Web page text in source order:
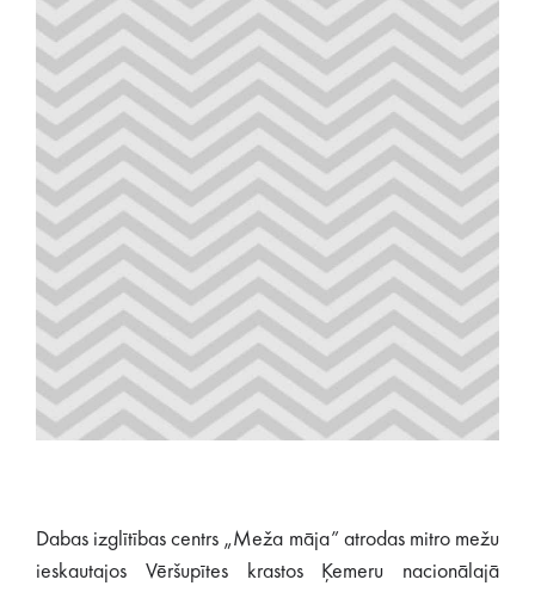
Dabas izglītības centrs „Meža māja” atrodas mitro mežu
ieskautajos Vēršupītes krastos Ķemeru nacionālajā